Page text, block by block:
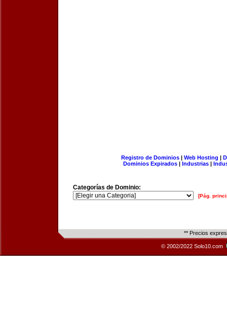
Registro de Dominios| Web Hosting |
Dominios Expirados | Industrias |
Categorías de Dominio:
[Pág.
** Precios
© 2002/2022 Solo10.com